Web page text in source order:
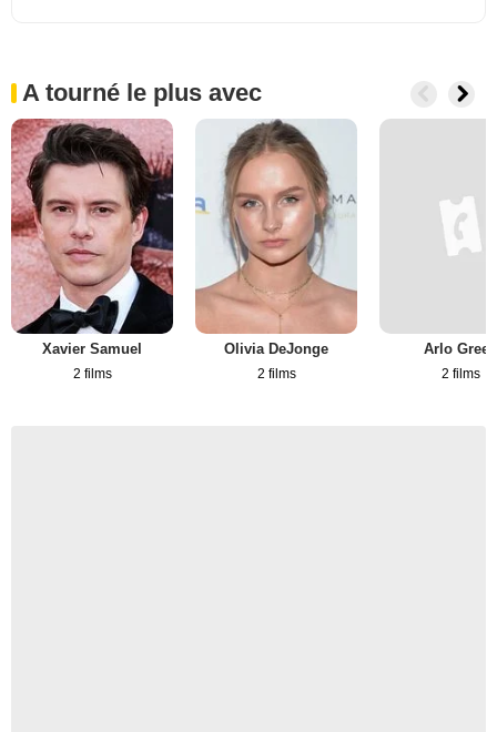
A tourné le plus avec
Xavier Samuel
2 films
Olivia DeJonge
2 films
Arlo Green
2 films